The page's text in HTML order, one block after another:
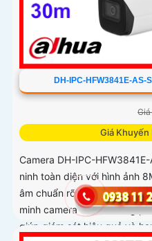
DH-IPC-HFW3841E-AS-
Giá Khuyến
Camera DH-IPC-
ninh toàn diện với hình ảnh
âm chuẩn rõ ràng từng chi
minh camera có khả năng
giúp giám sát hiệu quả và